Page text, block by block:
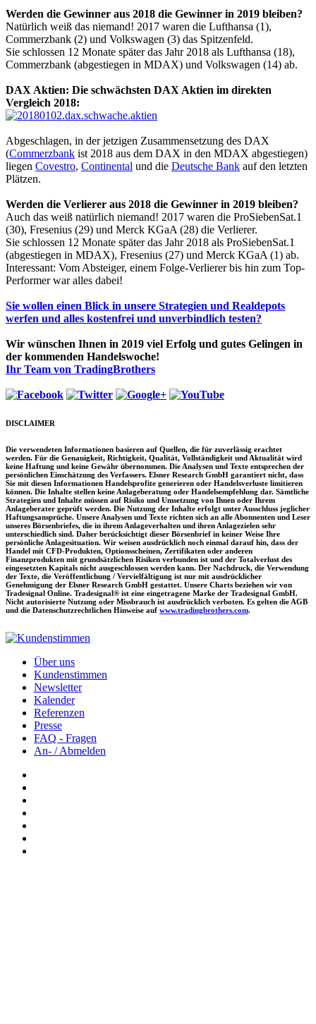
Werden die Gewinner aus 2018 die Gewinner in 2019 bleiben?
Natürlich weiß das niemand! 2017 waren die Lufthansa (1),
Commerzbank (2) und Volkswagen (3) das Spitzenfeld.
Sie schlossen 12 Monate später das Jahr 2018 als Lufthansa (18),
Commerzbank (abgestiegen in MDAX) und Volkswagen (14) ab.
DAX Aktien: Die schwächsten DAX Aktien im direkten
Vergleich 2018:
Abgeschlagen, in der jetzigen Zusammensetzung des DAX
(Commerzbank ist 2018 aus dem DAX in den MDAX abgestiegen)
liegen Covestro, Continental und die Deutsche Bank auf den letzten
Plätzen.
Werden die Verlierer aus 2018 die Gewinner in 2019 bleiben?
Auch das weiß natürlich niemand! 2017 waren die ProSiebenSat.1
(30), Fresenius (29) und Merck KGaA (28) die Verlierer.
Sie schlossen 12 Monate später das Jahr 2018 als ProSiebenSat.1
(abgestiegen in MDAX), Fresenius (27) und Merck KGaA (1) ab.
Interessant: Vom Absteiger, einem Folge-Verlierer bis hin zum Top-
Performer war alles dabei!
Sie wollen einen Blick in unsere Strategien und Realdepots
werfen und alles kostenfrei und unverbindlich testen?
Wir wünschen Ihnen in 2019 viel Erfolg und gutes Gelingen in
der kommenden Handelswoche!
Ihr Team von TradingBrothers
DISCLAIMER
Die verwendeten Informationen basieren auf Quellen, die für zuverlässig erachtet
werden. Für die Genauigkeit, Richtigkeit, Qualität, Vollständigkeit und Aktualität wird
keine Haftung und keine Gewähr übernommen. Die Analysen und Texte entsprechen der
persönlichen Einschätzung des Verfassers. Elsner Research GmbH garantiert nicht, dass
Sie mit diesen Informationen Handelsprofite generieren oder Handelsverluste limitieren
können. Die Inhalte stellen keine Anlageberatung oder Handelsempfehlung dar. Sämtliche
Strategien und Inhalte müssen auf Risiko und Umsetzung von Ihnen oder Ihrem
Anlageberater geprüft werden. Die Nutzung der Inhalte erfolgt unter Ausschluss jeglicher
Haftungsansprüche. Unsere Analysen und Texte richten sich an alle Abonnenten und Leser
unseres Börsenbriefes, die in ihrem Anlageverhalten und ihren Anlagezielen sehr
unterschiedlich sind. Daher berücksichtigt dieser Börsenbrief in keiner Weise Ihre
persönliche Anlagesituation. Wir weisen ausdrücklich noch einmal darauf hin, dass der
Handel mit CFD-Produkten, Optionsscheinen, Zertifikaten oder anderen
Finanzprodukten mit grundsätzlichen Risiken verbunden ist und der Totalverlust des
eingesetzten Kapitals nicht ausgeschlossen werden kann. Der Nachdruck, die Verwendung
der Texte, die Veröffentlichung / Vervielfältigung ist nur mit ausdrücklicher
Genehmigung der Elsner Research GmbH gestattet. Unsere Charts beziehen wir von
Tradesignal Online. Tradesignal® ist eine eingetragene Marke der Tradesignal GmbH.
Nicht autorisierte Nutzung oder Missbrauch ist ausdrücklich verboten. Es gelten die AGB
und die Datenschutzrechtlichen Hinweise auf www.tradingbrothers.com.
Über uns
Kundenstimmen
Newsletter
Kalender
Referenzen
Presse
FAQ - Fragen
An- / Abmelden